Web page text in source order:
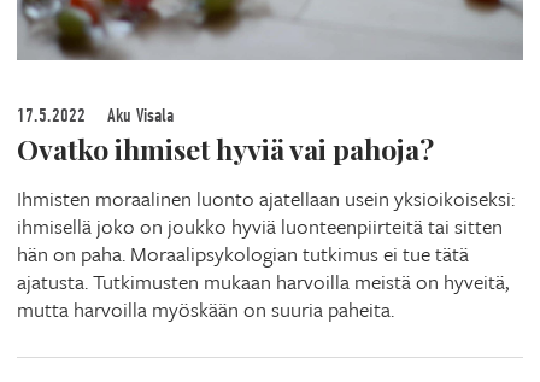
17.5.2022 Aku Visala
Ovatko ihmiset hyviä vai pahoja?
Ihmisten moraalinen luonto ajatellaan usein yksioikoiseksi:
ihmisellä joko on joukko hyviä luonteenpiirteitä tai sitten
hän on paha. Moraalipsykologian tutkimus ei tue tätä
ajatusta. Tutkimusten mukaan harvoilla meistä on hyveitä,
mutta harvoilla myöskään on suuria paheita.